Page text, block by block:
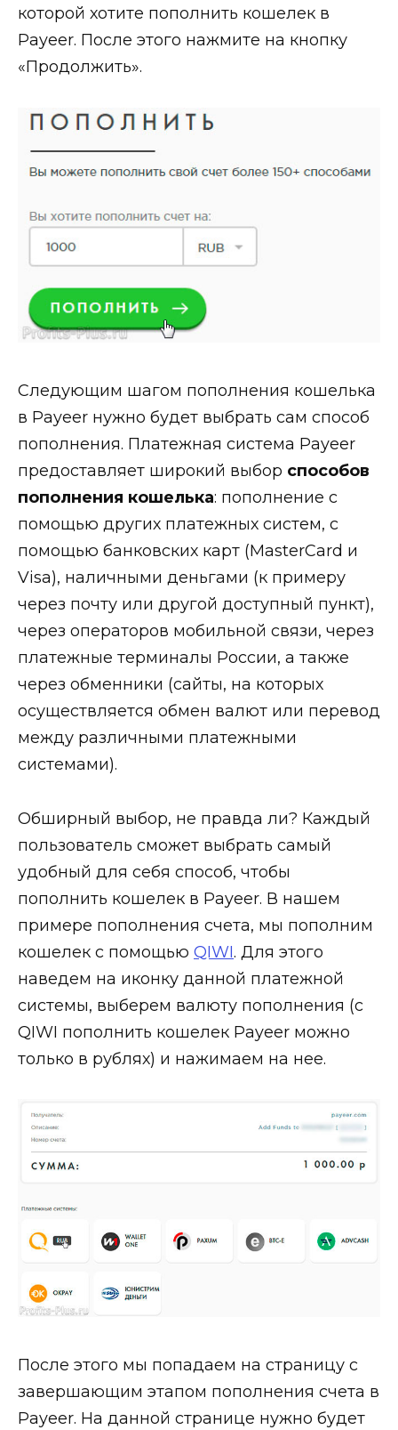
которой хотите пополнить кошелек в
Payeer. После этого нажмите на кнопку
«Продолжить».
Следующим шагом пополнения кошелька
в Payeer нужно будет выбрать сам способ
пополнения. Платежная система Payeer
предоставляет широкий выбор способов
пополнения кошелька: пополнение с
помощью других платежных систем, с
помощью банковских карт (MasterCard и
Visa), наличными деньгами (к примеру
через почту или другой доступный пункт),
через операторов мобильной связи, через
платежные терминалы России, а также
через обменники (сайты, на которых
осуществляется обмен валют или перевод
между различными платежными
системами).
Обширный выбор, не правда ли? Каждый
пользователь сможет выбрать самый
удобный для себя способ, чтобы
пополнить кошелек в Payeer. В нашем
примере пополнения счета, мы пополним
кошелек с помощью QIWI. Для этого
наведем на иконку данной платежной
системы, выберем валюту пополнения (с
QIWI пополнить кошелек Payeer можно
только в рублях) и нажимаем на нее.
После этого мы попадаем на страницу с
завершающим этапом пополнения счета в
Payeer. На данной странице нужно будет